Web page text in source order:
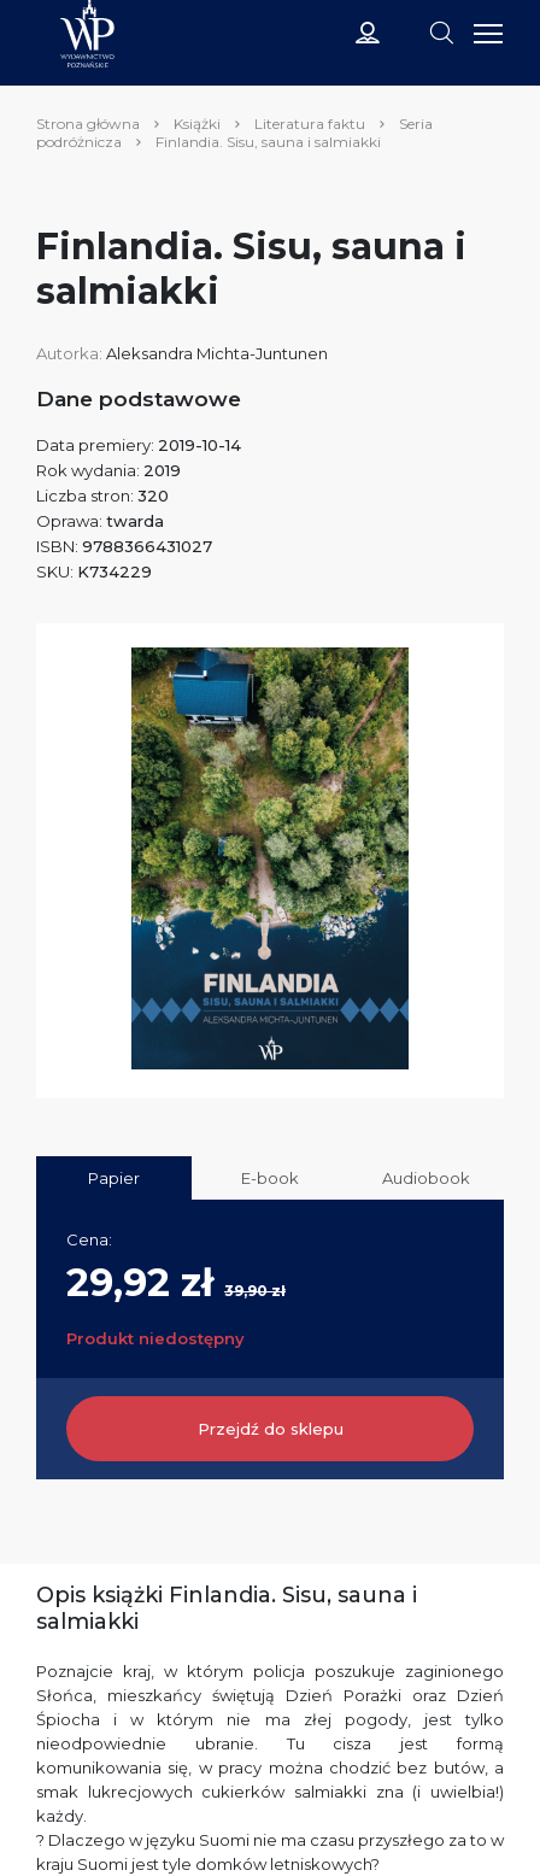
Strona główna Książki Literatura faktu
Seria
podróżnicza
Finlandia. Sisu, sauna i salmiakki
Finlandia. Sisu, sauna i
salmiakki
Autorka: Aleksandra Michta-Juntunen
Dane podstawowe
Data premiery: 2019-10-14
Rok wydania: 2019
Liczba stron: 320
Oprawa: twarda
ISBN: 9788366431027
SKU: K734229
Papier E-book Audiobook
Cena:
29,92 zł 39,90 zł
Produkt niedostępny
Przejdź do sklepu
Opis książki Finlandia. Sisu, sauna i
salmiakki
Poznajcie kraj, w którym policja poszukuje zaginionego
Słońca, mieszkańcy świętują Dzień Porażki oraz Dzień
Śpiocha i w którym nie ma złej pogody, jest tylko
nieodpowiednie ubranie. Tu cisza jest formą
komunikowania się, w pracy można chodzić bez butów, a
smak lukrecjowych cukierków salmiakki zna (i uwielbia!)
każdy.
? Dlaczego w języku Suomi nie ma czasu przyszłego za to w
kraju Suomi jest tyle domków letniskowych?